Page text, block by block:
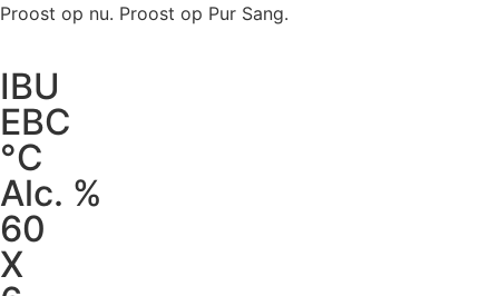
Proost op nu. Proost op Pur Sang.
IBU
EBC
°C
Alc. %
60
X